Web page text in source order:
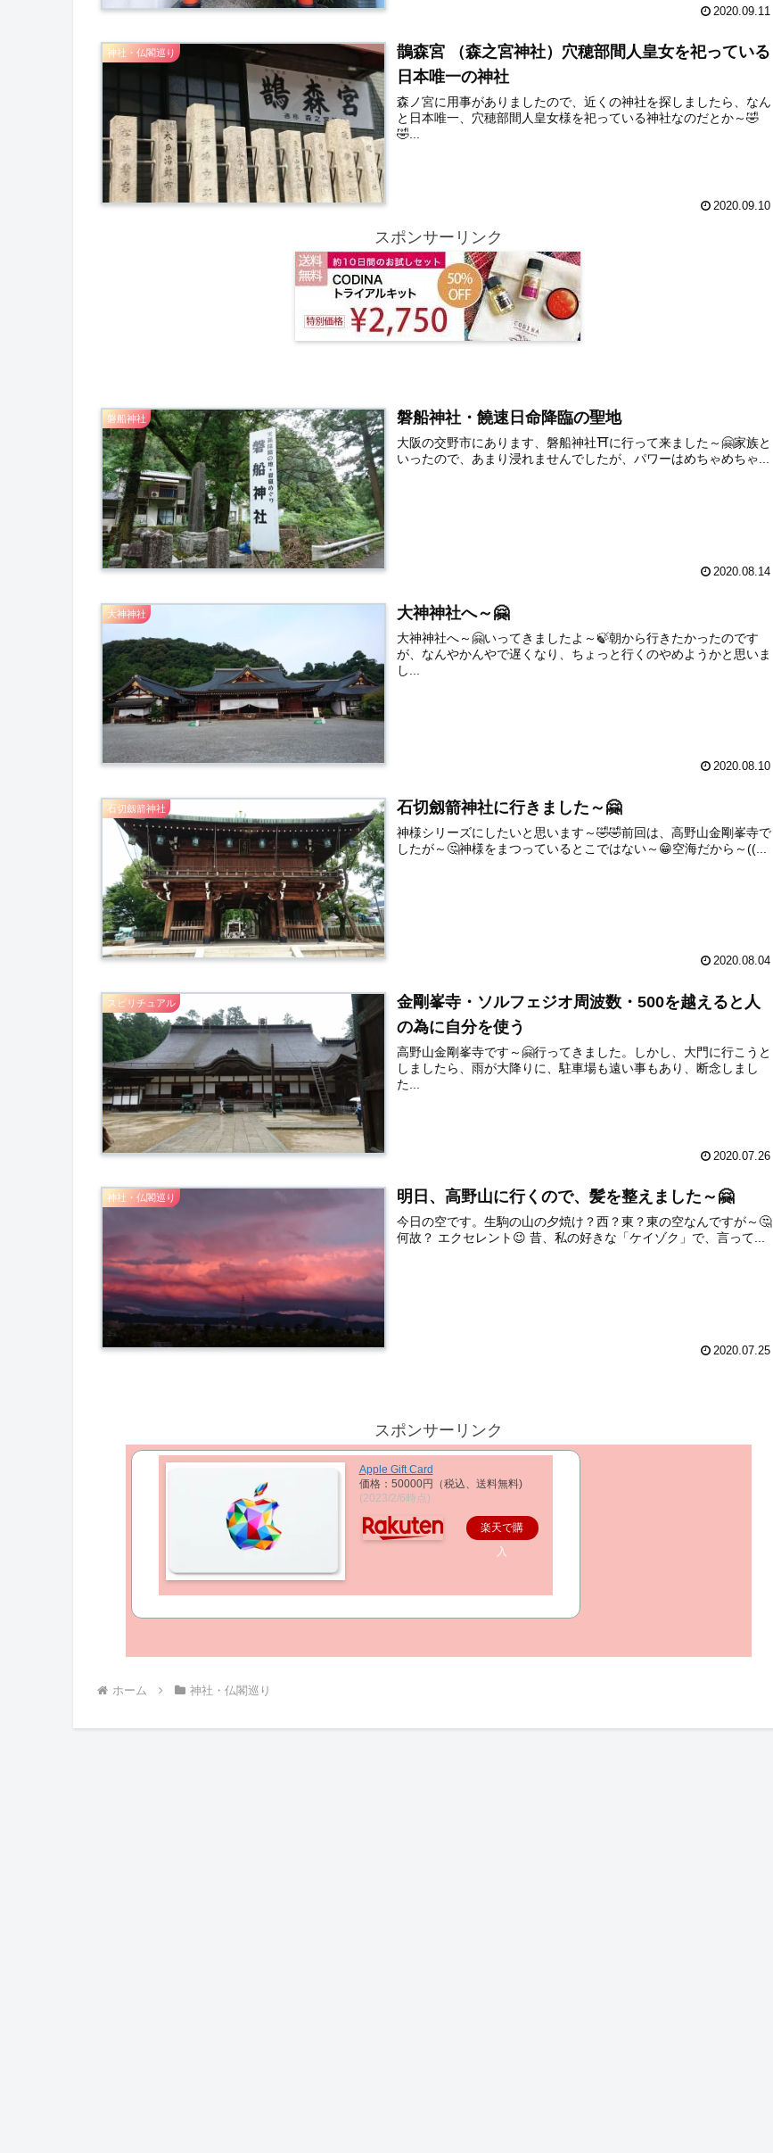
2020.09.11
神社・仏閣巡り
鵲森宮 （森之宮神社）穴穂部間人皇女を祀っている
日本唯一の神社
森ノ宮に用事がありましたので、近くの神社を探しましたら、なん
と日本唯一、穴穂部間人皇女様を祀っている神社なのだとか～🤣
🤣...
2020.09.10
スポンサーリンク
磐船神社 磐船神社・饒速日命降臨の聖地
大阪の交野市にあります、磐船神社⛩️に行って来ました～🤗家族と
いったので、あまり浸れませんでしたが、パワーはめちゃめちゃ...
2020.08.14
大神神社 大神神社へ～🤗
大神神社へ～🤗いってきましたよ～🍃朝から行きたかったのです
が、なんやかんやで遅くなり、ちょっと行くのやめようかと思いま
し...
2020.08.10
石切劔箭神社 石切劔箭神社に行きました～🤗
神様シリーズにしたいと思います～🤣🤣前回は、高野山金剛峯寺で
したが～🤔神様をまつっているとこではない～😁空海だから～((...
2020.08.04
スピリチュアル
金剛峯寺・ソルフェジオ周波数・500を越えると人
の為に自分を使う
高野山金剛峯寺です～🤗行ってきました。しかし、大門に行こうと
しましたら、雨が大降りに、駐車場も遠い事もあり、断念しまし
た...
2020.07.26
神社・仏閣巡り 明日、高野山に行くので、髪を整えました～🤗
今日の空です。生駒の山の夕焼け？西？東？東の空なんですが～🤔
何故？ エクセレント😉 昔、私の好きな「ケイゾク」で、言って...
2020.07.25
スポンサーリンク
Apple Gift Card
価格：50000円（税込、送料無料)
(2023/2/6時点)
楽天で購
入
ホーム 神社・仏閣巡り